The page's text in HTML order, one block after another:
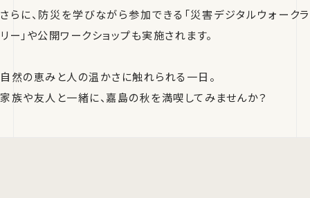
さらに、防災を学びながら参加できる「災害デジタルウォークラ
リー」や公開ワークショップも実施されます。
自然の恵みと人の温かさに触れられる一日。
家族や友人と一緒に、嘉島の秋を満喫してみませんか？